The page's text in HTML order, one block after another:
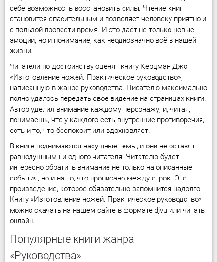
себе возможность восстановить силы. Чтение книг
становится спасительным и позволяет человеку приятно и
с пользой провести время. И это даёт не только новые
эмоции, но и понимание, как неоднозначно всё в нашей
жизни.
Читатели по достоинству оценят книгу Керцман Джо
«Изготовление ножей. Практическое руководство»,
написанную в жанре руководства. Писателю максимально
полно удалось передать свое видение на страницах книги.
Автор уделил внимание каждому персонажу, и, читая,
понимаешь, что у каждого есть внутренние противоречия,
есть и то, что беспокоит или вдохновляет.
В книге поднимаются насущные темы, и они не оставят
равнодушным ни одного читателя. Читателю будет
интересно обратить внимание не только на описанные
события, но и на то, что прописано между строк. Это
произведение, которое обязательно запомнится надолго.
Книгу «Изготовление ножей. Практическое руководство»
можно скачать на нашем сайте в формате djvu или читать
онлайн.
Популярные книги жанра
«Руководства»